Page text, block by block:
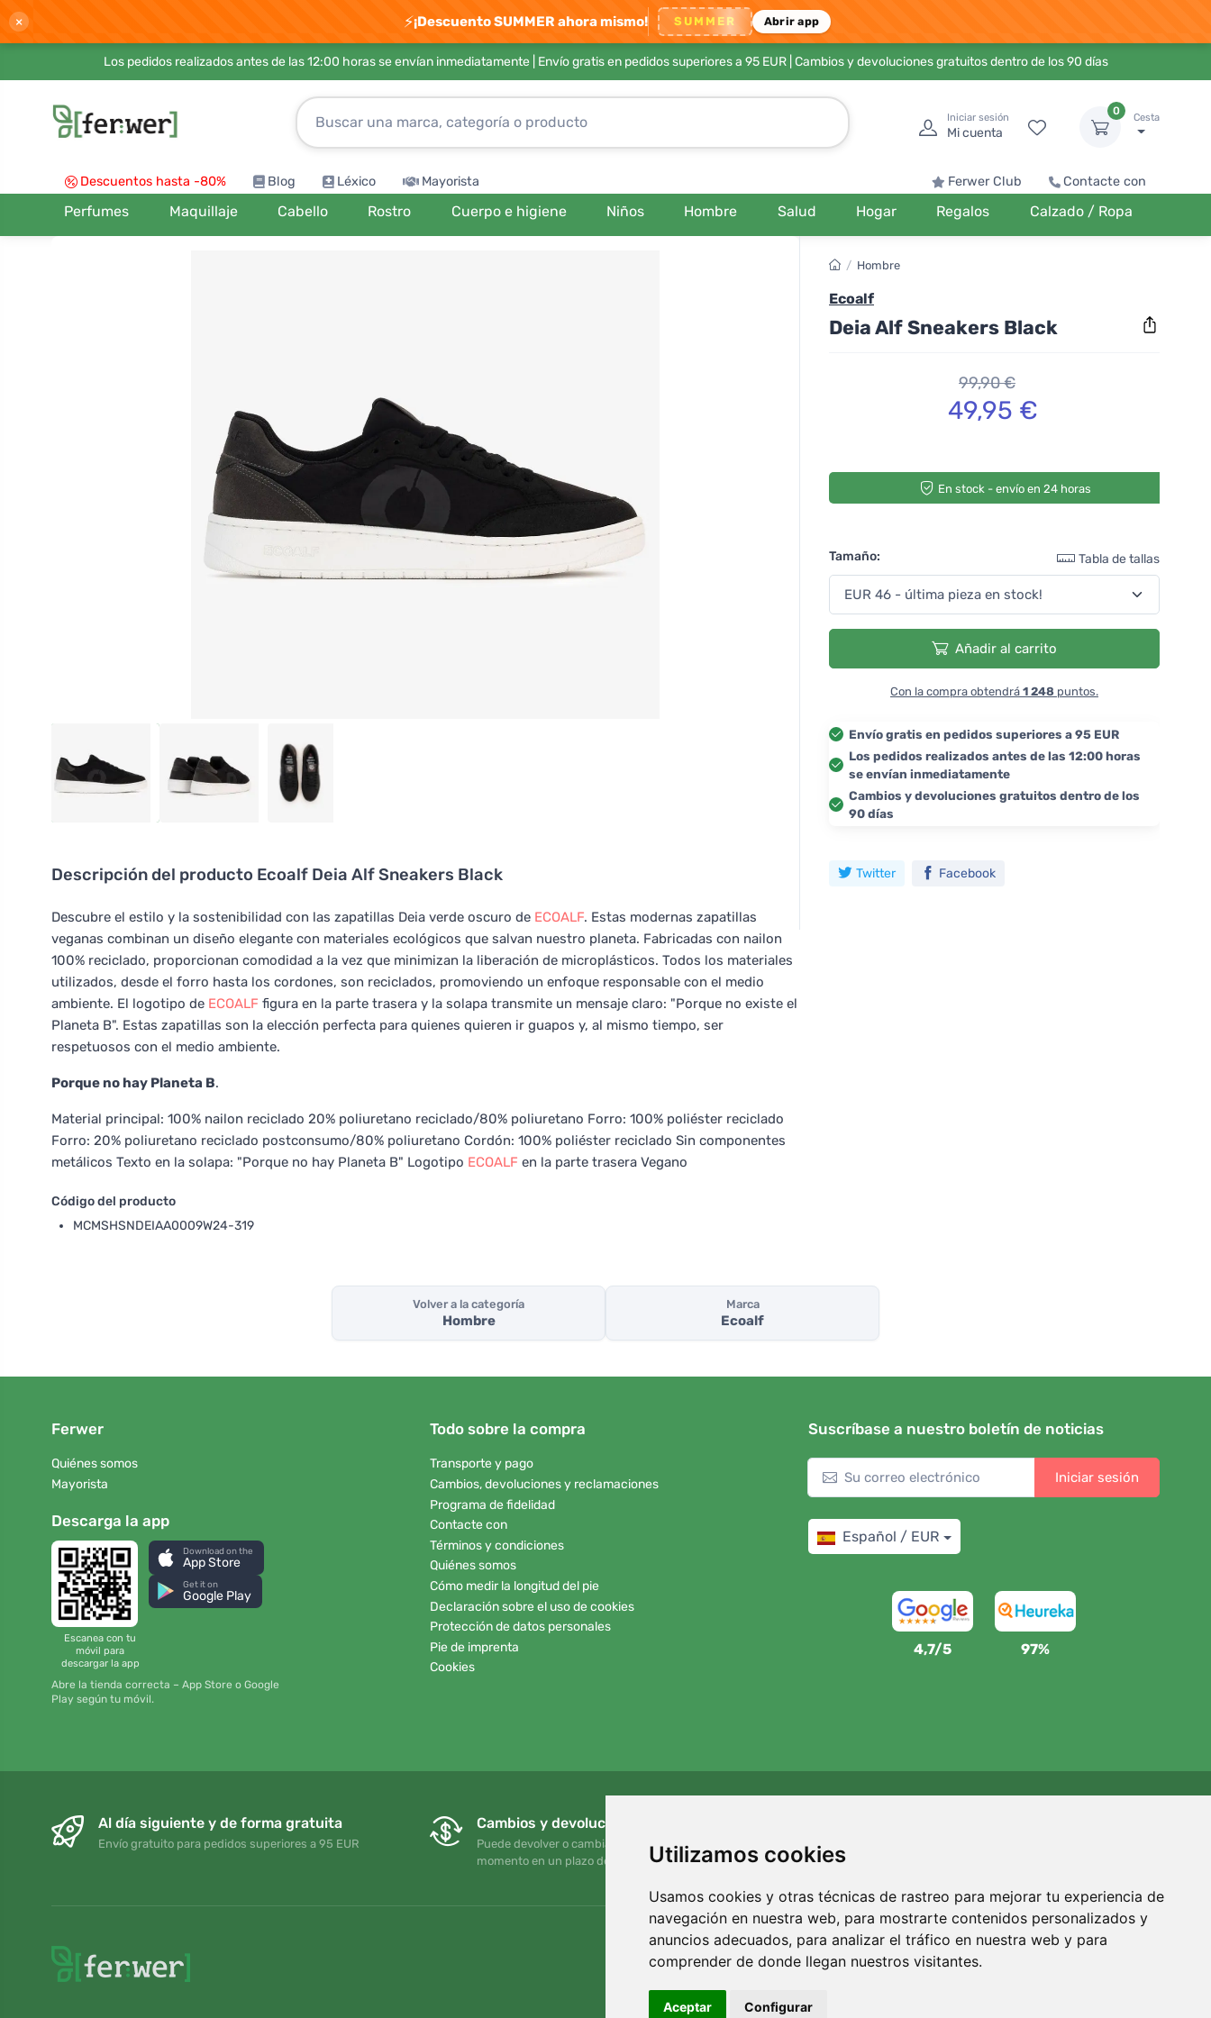
Utilizamos cookies
Usamos cookies y otras técnicas de rastreo para mejorar tu experiencia de
navegación en nuestra web, para mostrarte contenidos personalizados y
anuncios adecuados, para analizar el tráfico en nuestra web y para
comprender de donde llegan nuestros visitantes.
Aceptar Configurar
× ⚡¡Descuento SUMMER ahora mismo! SUMMER Abrir app
Los pedidos realizados antes de las 12:00 horas se envían inmediatamente | Envío gratis en pedidos superiores a 95 EUR| Cambios y devoluciones gratuitos dentro de los 90 días
Iniciar sesión
Mi cuenta
0
Cesta
Descuentos hasta -80% Blog Léxico Mayorista Ferwer Club Contacte con
Perfumes Maquillaje Cabello Rostro Cuerpo e higiene Niños Hombre Salud Hogar Regalos Calzado / Ropa
Descripción del producto Ecoalf Deia Alf Sneakers Black
Descubre el estilo y la sostenibilidad con las zapatillas Deia verde oscuro de ECOALF. Estas modernas zapatillas
veganas combinan un diseño elegante con materiales ecológicos que salvan nuestro planeta. Fabricadas con nailon
100% reciclado, proporcionan comodidad a la vez que minimizan la liberación de microplásticos. Todos los materiales
utilizados, desde el forro hasta los cordones, son reciclados, promoviendo un enfoque responsable con el medio
ambiente. El logotipo de ECOALF figura en la parte trasera y la solapa transmite un mensaje claro: "Porque no existe el
Planeta B". Estas zapatillas son la elección perfecta para quienes quieren ir guapos y, al mismo tiempo, ser
respetuosos con el medio ambiente.
Porque no hay Planeta B.
Material principal: 100% nailon reciclado 20% poliuretano reciclado/80% poliuretano Forro: 100% poliéster reciclado
Forro: 20% poliuretano reciclado postconsumo/80% poliuretano Cordón: 100% poliéster reciclado Sin componentes
metálicos Texto en la solapa: "Porque no hay Planeta B" Logotipo ECOALF en la parte trasera Vegano
Código del producto
MCMSHSNDEIAA0009W24-319
/ Hombre
Ecoalf
Deia Alf Sneakers Black
99,90 €
49,95 €
En stock - envío en 24 horas
Tamaño: Tabla de tallas
Añadir al carrito
Con la compra obtendrá 1 248 puntos.
Envío gratis en pedidos superiores a 95 EUR
Los pedidos realizados antes de las 12:00 horas
se envían inmediatamente
Cambios y devoluciones gratuitos dentro de los
90 días
Twitter Facebook
Volver a la categoría
Hombre
Marca
Ecoalf
Ferwer
Quiénes somos
Mayorista
Descarga la app
Escanea con tu
móvil para
descargar la app
Download on the
App Store
Get it on
Google Play
Abre la tienda correcta – App Store o Google
Play según tu móvil.
Todo sobre la compra
Transporte y pago
Cambios, devoluciones y reclamaciones
Programa de fidelidad
Contacte con
Términos y condiciones
Quiénes somos
Cómo medir la longitud del pie
Declaración sobre el uso de cookies
Protección de datos personales
Pie de imprenta
Cookies
Suscríbase a nuestro boletín de noticias
Iniciar sesión
Español / EUR
4,7/5 97%
Al día siguiente y de forma gratuita
Envío gratuito para pedidos superiores a 95 EUR
Cambios y devoluciones gratuitos
Puede devolver o cambiar su pedido en cualquier
momento en un plazo de 90 días